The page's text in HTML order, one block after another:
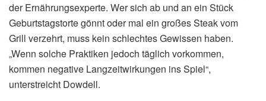
der Ernährungsexperte. Wer sich ab und an ein Stück
Geburtstagstorte gönnt oder mal ein großes Steak vom
Grill verzehrt, muss kein schlechtes Gewissen haben.
„Wenn solche Praktiken jedoch täglich vorkommen,
kommen negative Langzeitwirkungen ins Spiel“,
unterstreicht Dowdell.